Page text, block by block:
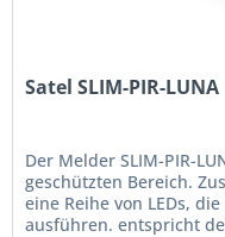
Satel SLIM-PIR-LUNA
Der Melder SLIM-PIR-
geschützten Bereich.
eine Reihe von LEDs,
ausführen. entspricht